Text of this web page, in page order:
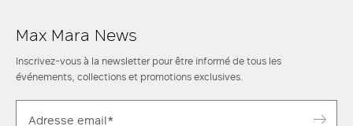
Max Mara News
Inscrivez-vous à la newsletter pour être informé de tous les
événements, collections et promotions exclusives.